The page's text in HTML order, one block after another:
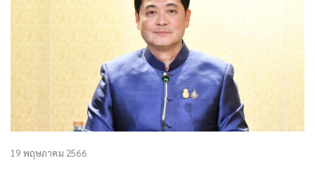
19 พฤษภาคม 2566